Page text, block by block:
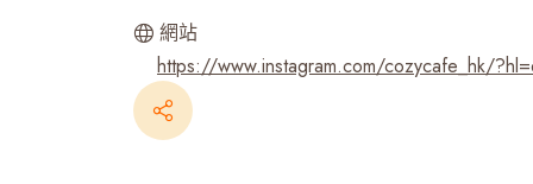
網站
https://www.instagram.com/cozycafe_hk/